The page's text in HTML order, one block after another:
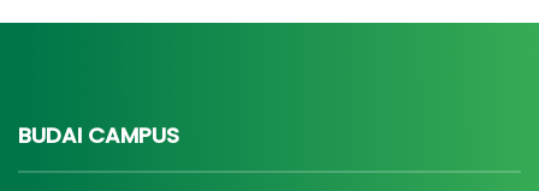
BUDAI CAMPUS